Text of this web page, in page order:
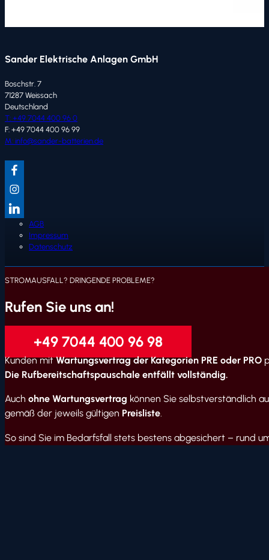
Sander Elektrische Anlagen GmbH
Boschstr. 7
71287 Weissach
Deutschland
T: +49 7044 400 96 0
F: +49 7044 400 96 99
M: info@sander-batterien.de
AGB
Impressum
Datenschutz
Rufen Sie uns an!
STROMAUSFALL? DRINGENDE PROBLEME?
+49 7044 400 96 98
Kunden mitWartungsvertrag der Kategorien PRE oder PRO
Die Rufbereitschaftspauschale entfällt vollständig.
Auch ohne Wartungsvertrag können Sie selbstverständlich
gemäß der jeweils gültigen Preisliste.
So sind Sie im Bedarfsfall stets bestens abgesichert – rund